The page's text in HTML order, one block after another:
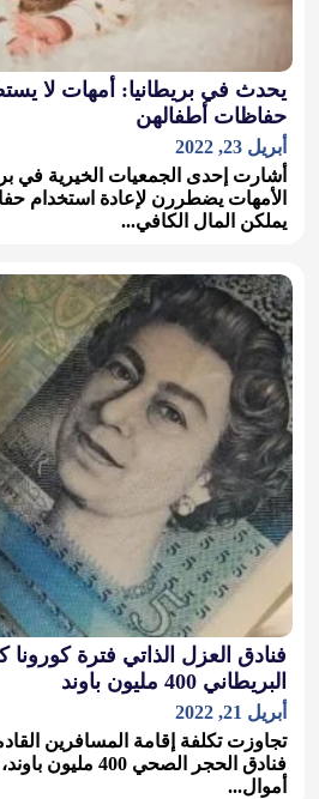
يحدث في بريطانيا: أمهات لا
حفاظات أطفالهن
أبريل 23, 2022
أشارت إحدى الجمعيات الخيرية في
الأمهات يضطررن لإعادة استخدام
يملكن المال الكافي...
فنادق العزل الذاتي فترة
البريطاني 400 مليون باوند
أبريل 21, 2022
تجاوزت تكلفة إقامة المسافرين
فنادق الحجر الصحي
أموال...